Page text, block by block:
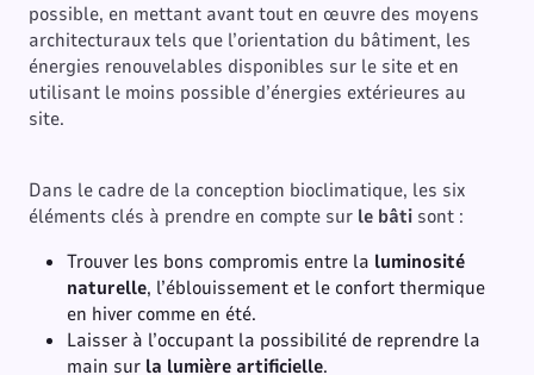
possible, en mettant avant tout en œuvre des moyens
architecturaux tels que l’orientation du bâtiment, les
énergies renouvelables disponibles sur le site et en
utilisant le moins possible d’énergies extérieures au
site.
Dans le cadre de la conception bioclimatique, les six
éléments clés à prendre en compte sur le bâti sont :
Trouver les bons compromis entre la luminosité
naturelle, l’éblouissement et le confort thermique
en hiver comme en été.
Laisser à l’occupant la possibilité de reprendre la
main sur la lumière artificielle.